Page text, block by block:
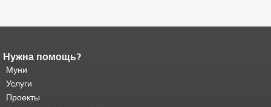
Конец содержимого
страницы.
страницы повторяется на каждой
странице.
Нужна помощь?
Муни
Услуги
Проекты